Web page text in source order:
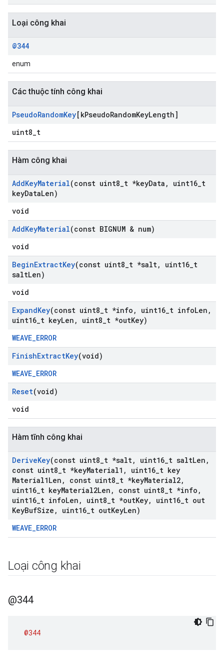
Loại công khai
@344
enum
Các thuộc tính công khai
PseudoRandomKey[kPseudoRandomKeyLength]
uint8_t
Hàm công khai
AddKeyMaterial(const uint8 t *keyData , uint16 t
keyDataLen)
void
AddKeyMaterial(const BIGNUM & num)
void
BeginExtractKey(const uint8 t *salt, uint16 t
saltLen)
void
ExpandKey(const uint8 t *info , uint16 t infoLen ,
uint16 t keyLen , uint8 t *outKey)
WEAVE_ERROR
FinishExtractKey(void)
WEAVE_ERROR
Reset(void)
void
Hàm tĩnh công khai
DeriveKey(const uint8 t *salt, uint16 t saltLen ,
const uint8 t *keyMaterial1 , uint16 t key
Material1Len , const uint8 t *keyMaterial2,
uint16 t keyMaterial2Len , const uint8 t *info ,
uint16 t infoLen , uint8 t *outKey, uint16 t out
KeyBufSize , uint16 t outKeyLen)
WEAVE_ERROR
Loại công khai
@344
@344